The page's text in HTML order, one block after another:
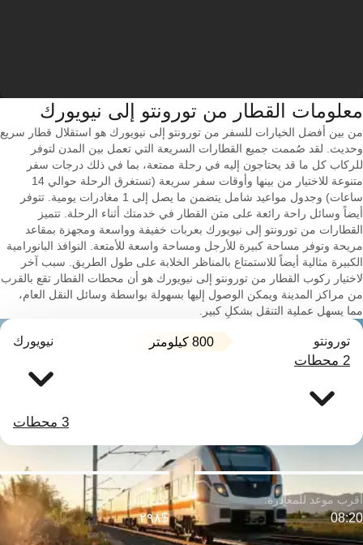
معلومات القطار من ‎تورونتو إلى ‎نيويورك
من بين أفضل الخيارات للسفر من تورونتو إلى نيويورك هو استقلال قطار سريع
وحديث. لقد صُممت جميع القطارات السريعة التي تعمل بين المدن لتوفر
للركاب كل ما قد يحتاجون إليه في رحلة ممتعة، بما في ذلك درجات سفر
متنوعة للاختيار من بينها وأوقات سفر سريعة (تستغرق الرحلة حوالي 14
ساعات) وجدول مواعيد شامل يتضمن ما يصل إلى 1 مغادرات يومية. تتوفر
أيضاً وسائل راحة رائعة على متن القطار في خدمتك أثناء الرحلة. تتميز
القطارات من تورونتو إلى نيويورك بعربات خفيفة وواسعة ومجهزة بمقاعد
مريحة وتوفر مساحة كبيرة للأرجل ومساحة واسعة للأمتعة. النوافذ البانورامية
الكبيرة مثالية أيضاً للاستمتاع بالمناظر الخلابة على طول الطريق. سبب آخر
لاختيار ركوب القطار من تورونتو إلى نيويورك هو أن محطات القطار تقع بالقرب
من مراكز المدينة ويمكن الوصول إليها بسهولة بواسطة وسائل النقل العام،
مما يسهل عملية التنقل بشكلٍ كبير.
تورونتو 800 كيلومتر نيويورك
2 محطات
3 محطات
08:20 $٢٩٨